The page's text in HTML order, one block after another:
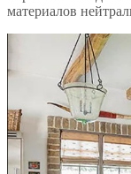
материалов